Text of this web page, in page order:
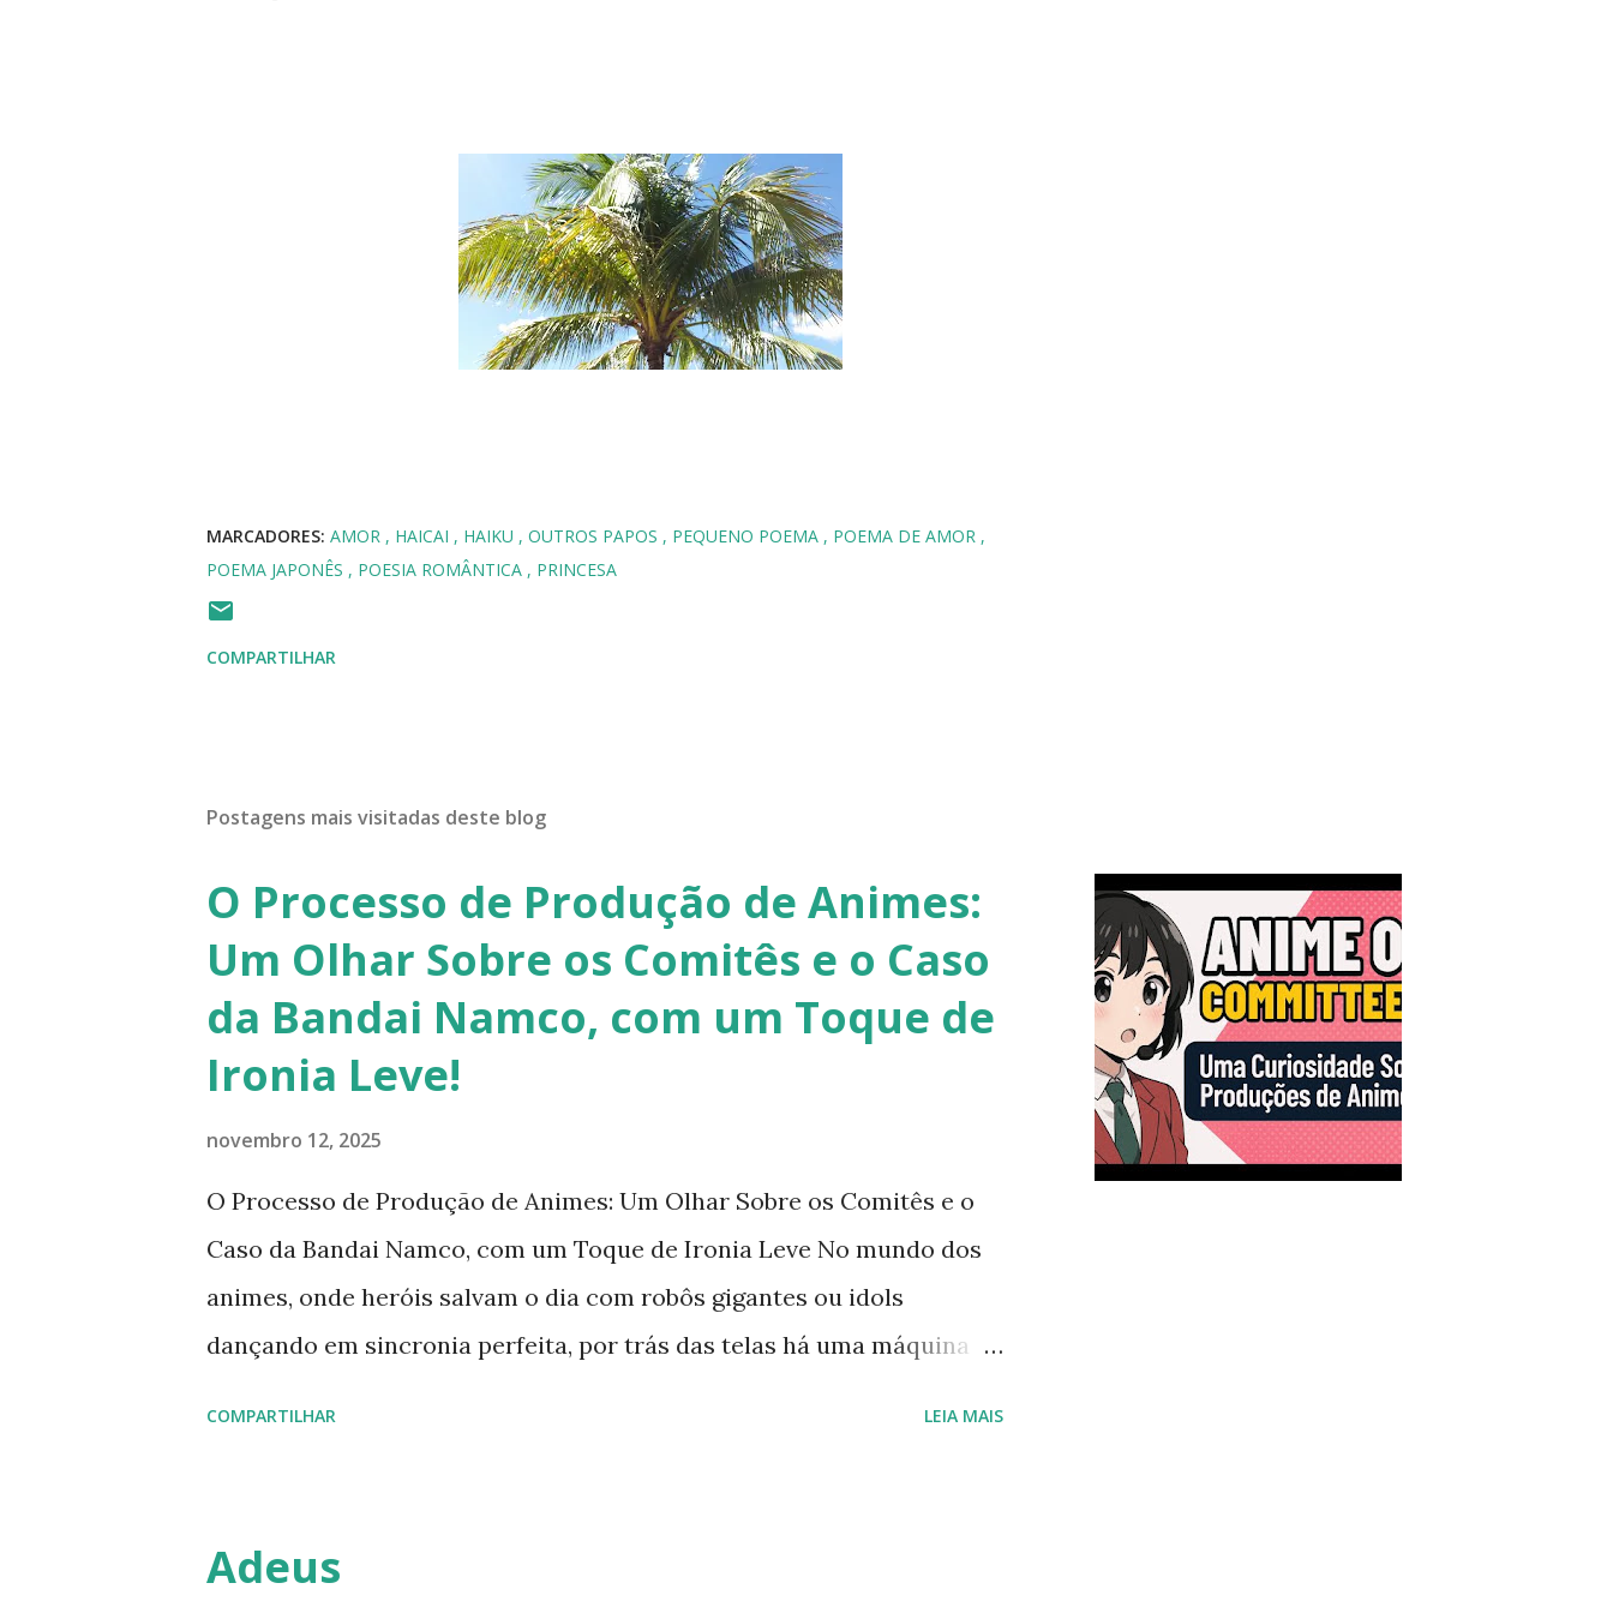
MARCADORES: AMOR HAICAI HAIKU OUTROS PAPOS PEQUENO POEMA
POEMA DE AMOR
POEMA JAPONÊS
POESIA ROMÂNTICA PRINCESA
COMPARTILHAR
Postagens mais visitadas deste blog
O Processo de Produção de Animes:
Um Olhar Sobre os Comitês e o Caso
da Bandai Namco, com um Toque de
Ironia Leve!
novembro 12, 2025
O Processo de Produção de Animes: Um Olhar Sobre os Comitês e o
Caso da Bandai Namco, com um Toque de Ironia Leve No mundo dos
animes, onde heróis salvam o dia com robôs gigantes ou idols
dançando em sincronia perfeita, por trás das telas há uma máquina
estádio inteiro. Este artigo explora o passo a passo dessa
COMPARTILHAR LEIA MAIS
Adeus